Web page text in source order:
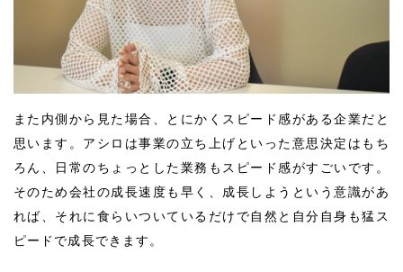
また内側から見た場合、とにかくスピード感がある企業だと
思います。アシロは事業の立ち上げといった意思決定はもち
ろん、日常のちょっとした業務もスピード感がすごいです。
そのため会社の成長速度も早く、成長しようという意識があ
れば、それに食らいついているだけで自然と自分自身も猛ス
ピードで成長できます。